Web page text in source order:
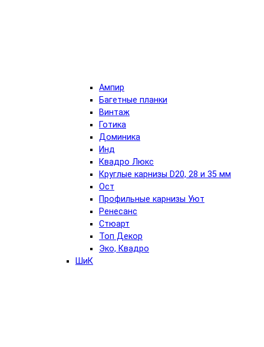
Ампир
Багетные планки
Винтаж
Готика
Доминика
Инд
Квадро Люкс
Круглые карнизы D20, 28 и 35 мм
Ост
Профильные карнизы Уют
Ренесанс
Стюарт
Топ Декор
Эко, Квадро
ШиК